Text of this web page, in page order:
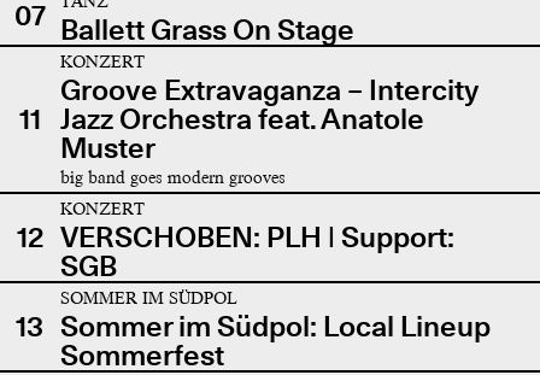
07 Ballett Grass On Stage
11
KONZERT
Groove Extravaganza – Intercity
Jazz Orchestra feat. Anatole
Muster
big band goes modern grooves
12
KONZERT
VERSCHOBEN: PLH | Support:
SGB
13
SOMMER IM SÜDPOL
Sommer im Südpol: Local Lineup
Sommerfest